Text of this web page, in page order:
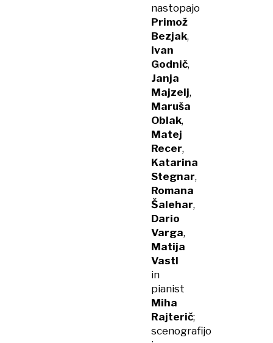
nastopajo
Primož
Bezjak,
Ivan
Godnič,
Janja
Majzelj,
Maruša
Oblak,
Matej
Recer,
Katarina
Stegnar,
Romana
Šalehar,
Dario
Varga,
Matija
Vastl
in
pianist
Miha
Rajterič;
scenografijo